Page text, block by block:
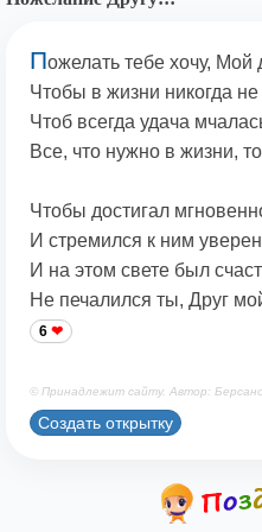
Пожелать тебе хочу, Мой
Чтобы в жизни никогда
Чтоб всегда удача
Все, что нужно в жизни,
Чтобы достигал
И стремился к ним
И на этом свете был
Не печалился ты, Друг
6
© Принадлежит сайту. Автор:
Создать открытку